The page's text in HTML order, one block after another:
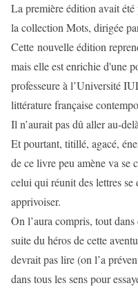
La première édition avait
la collection Mots, dirigée
Cette nouvelle édition
mais elle est enrichie d'une
professeure à l’Université
littérature française
Il n’aurait pas dû aller au-
Et pourtant, titillé, agacé,
de ce livre peu amène va se
celui qui réunit des lettres
apprivoiser.
On l’aura compris, tout
suite du héros de cette
devrait pas lire (on l’a
dans tous les sens pour